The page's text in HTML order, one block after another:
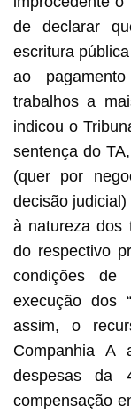
de declarar
escritura
ao
trabalhos a
indicou o
sentença do
(quer por
decisão
à natureza dos
do respectivo
condições de
execução dos
assim, o
Companhia A
despesas da
compensação